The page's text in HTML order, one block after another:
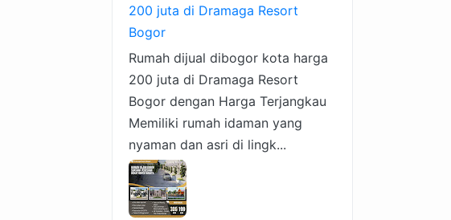
200 juta di Dramaga Resort
Bogor
Rumah dijual dibogor kota harga
200 juta di Dramaga Resort
Bogor dengan Harga Terjangkau
Memiliki rumah idaman yang
nyaman dan asri di lingk...